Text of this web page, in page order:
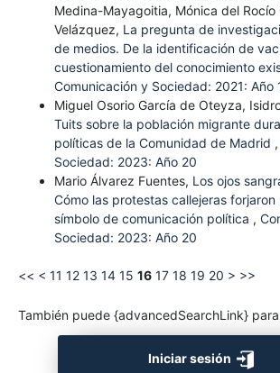
Medina-Mayagoitia, Mónica del
Velázquez, La pregunta de
de medios. De la identificación de
cuestionamiento del conocimiento
Comunicación y Sociedad: 2021: Año
Miguel Osorio García de Oteyza,
Tuits sobre la población migrante
políticas de la Comunidad de Madrid ,
Sociedad: 2023: Año 20
Mario Álvarez Fuentes, Los ojos
Cómo las protestas callejeras forjaron
símbolo de comunicación política ,
Sociedad: 2023: Año 20
<< < 11 12 13 14 15 16 17 18 19 20 > >>
También puede {advancedSearchLink}
Iniciar sesión